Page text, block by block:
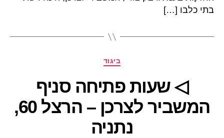
בתי כלבו […]
קטגוריותביגוד
◁ שעות פתיחה סניף
המשביר לצרכן – הרצל 60,
נתניה